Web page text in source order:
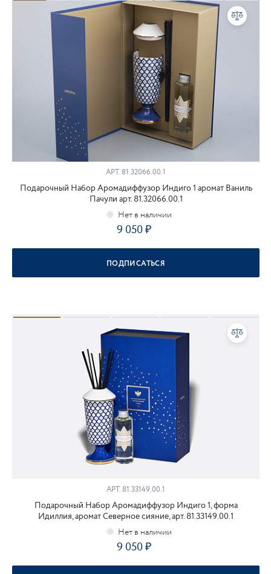
АРТ. 81.32066.00.1
Подарочный Набор Аромадиффузор Индиго 1 аромат Ваниль
Пачули арт. 81.32066.00.1
9 050
ПОДПИСАТЬСЯ
АРТ. 81.33149.00.1
Подарочный Набор Аромадиффузор Индиго 1, форма
Идиллия, аромат Северное сияние, арт. 81.33149.00.1
9 050